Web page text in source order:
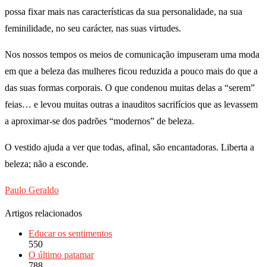
possa fixar mais nas características da sua personalidade, na sua
feminilidade, no seu carácter, nas suas virtudes.
Nos nossos tempos os meios de comunicação impuseram uma moda
em que a beleza das mulheres ficou reduzida a pouco mais do que a
das suas formas corporais. O que condenou muitas delas a “serem”
feias… e levou muitas outras a inauditos sacrifícios que as levassem
a aproximar-se dos padrões “modernos” de beleza.
O vestido ajuda a ver que todas, afinal, são encantadoras. Liberta a
beleza; não a esconde.
Paulo Geraldo
Artigos relacionados
Educar os sentimentos
550
O último patamar